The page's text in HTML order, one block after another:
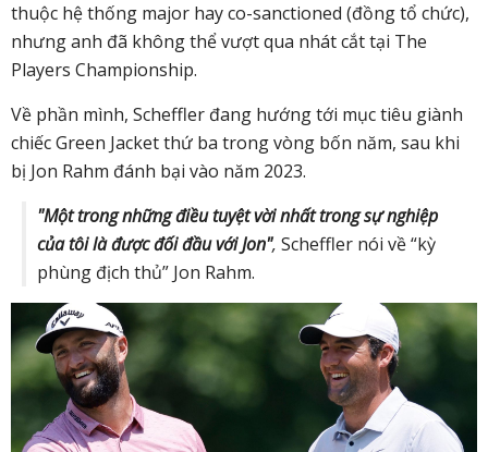
thuộc hệ thống major hay co-sanctioned (đồng tổ chức),
nhưng anh đã không thể vượt qua nhát cắt tại The
Players Championship.
Về phần mình, Scheffler đang hướng tới mục tiêu giành
chiếc Green Jacket thứ ba trong vòng bốn năm, sau khi
bị Jon Rahm đánh bại vào năm 2023.
"Một trong những điều tuyệt vời nhất trong sự nghiệp
của tôi là được đối đầu với Jon", Scheffler nói về “kỳ
phùng địch thủ” Jon Rahm.